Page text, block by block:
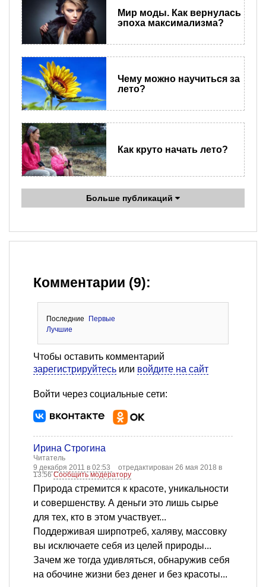
Мир моды. Как вернулась
эпоха максимализма?
Чему можно научиться за
лето?
Как круто начать лето?
Больше публикаций
Комментарии (9):
Последние
Первые
Лучшие
Чтобы оставить комментарий
зарегистрируйтесь или войдите на сайт
Войти через социальные сети:
Ирина Строгина
Читатель
9 декабря 2011 в 02:53
отредактирован 26 мая 2018 в
13:56Сообщить модератору
Природа стремится к красоте, уникальности
и совершенству. А деньги это лишь сырье
для тех, кто в этом участвует...
Поддерживая ширпотреб, халяву, массовку
вы исключаете себя из целей природы...
Зачем же тогда удивляться, обнаружив себя
на обочине жизни без денег и без красоты...